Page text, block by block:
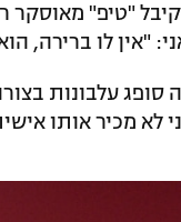
"אין לו ברירה,
סופג עלבונות